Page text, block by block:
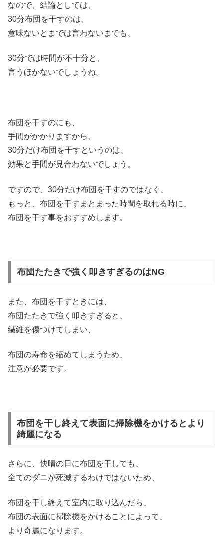
なので、結論としては、
30分布団を干すのは、
意味ないとまでは言わないまでも、
30分では時間が不十分と、
言うほかないでしょうね。
布団を干すのにも、
手間がかかりますから、
30分だけ布団を干すというのは、
効果と手間が見合わないでしょう。
ですので、30分だけ布団を干すのではなく、
もっと、布団を干すまとまった時間を取れる時に、
布団を干す事をおすすめします。
布団たたきで強く叩きすぎるのはNG
また、布団を干すときには、
布団たたきで強く叩きすぎると、
繊維を傷つけてしまい、
布団の寿命を縮めてしまうため、
注意が必要です。
布団を干し終えて表面に掃除機をかけるとより
綺麗になる
さらに、快晴の日に布団を干しても、
全てのダニが死滅するわけではないため、
布団を干し終えて室内に取り込んだら、
布団の表面に掃除機をかけることによって、
より奇麗になります。